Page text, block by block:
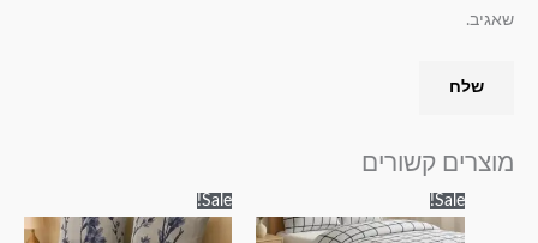
שאגיב.
מוצרים קשורים
Sale!
מחירים:
⁦₪95.00⁩
זה
Sale!
מחירים:
⁦₪95.00⁩
זה